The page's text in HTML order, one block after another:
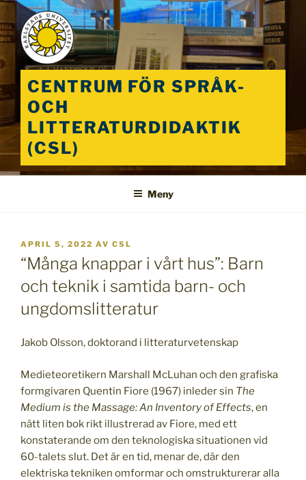
Hoppa
till
innehåll
CENTRUM FÖR SPRÅK-
OCH
LITTERATURDIDAKTIK
(CSL)
Meny
PUBLICERAT
APRIL 5, 2022 AV CSL
“Många knappar i vårt hus”: Barn
och teknik i samtida barn- och
ungdomslitteratur
Jakob Olsson, doktorand i litteraturvetenskap
Medieteoretikern Marshall McLuhan och den grafiska
formgivaren Quentin Fiore (1967) inleder sin The
Medium is the Massage: An Inventory of Effects, en
nätt liten bok rikt illustrerad av Fiore, med ett
konstaterande om den teknologiska situationen vid
60-talets slut. Det är en tid, menar de, där den
elektriska tekniken omformar och omstrukturerar alla